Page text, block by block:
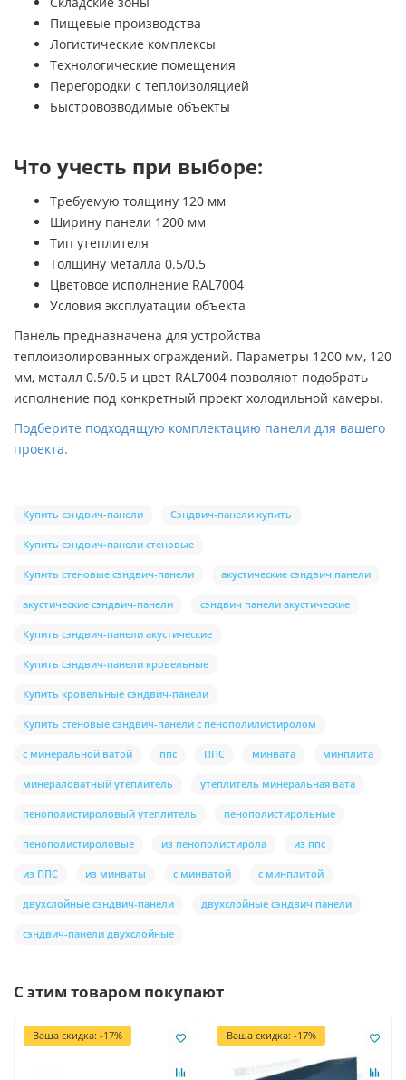
Пищевые производства
Логистические комплексы
Технологические помещения
Перегородки с теплоизоляцией
Быстровозводимые объекты
Что учесть при выборе:
Требуемую толщину 120 мм
Ширину панели 1200 мм
Тип утеплителя
Толщину металла 0.5/0.5
Цветовое исполнение RAL7004
Условия эксплуатации объекта
Панель предназначена для устройства
теплоизолированных ограждений. Параметры 1200 мм, 120
мм, металл 0.5/0.5 и цвет RAL7004 позволяют подобрать
исполнение под конкретный проект холодильной камеры.
Подберите подходящую комплектацию панели для вашего
проекта.
Купить сэндвич-панели Сэндвич-панели купить
Купить сэндвич-панели стеновые
Купить стеновые сэндвич-панели акустические сэндвич панели
акустические сэндвич-панели сэндвич панели акустические
Купить сэндвич-панели акустические
Купить сэндвич-панели кровельные
Купить кровельные сэндвич-панели
Купить стеновые сэндвич-панели с пенополилистиролом
с минеральной ватой ппс ППС минвата минплита
минераловатный утеплитель утеплитель минеральная вата
пенополистироловый утеплитель пенополистирольные
пенополистироловые из пенополистирола из ппс
из ППС из минваты с минватой с минплитой
двухслойные сэндвич-панели двухслойные сэндвич панели
сэндвич-панели двухслойные
С этим товаром покупают
Ваша скидка: -17% Ваша скидка: -17%